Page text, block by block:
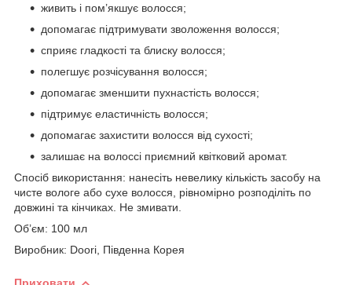
живить і пом’якшує волосся;
допомагає підтримувати зволоження волосся;
сприяє гладкості та блиску волосся;
полегшує розчісування волосся;
допомагає зменшити пухнастість волосся;
підтримує еластичність волосся;
допомагає захистити волосся від сухості;
залишає на волоссі приємний квітковий аромат.
Спосіб використання: нанесіть невелику кількість засобу на
чисте вологе або сухе волосся, рівномірно розподіліть по
довжині та кінчиках. Не змивати.
Об’єм: 100 мл
Виробник: Doori, Південна Корея
Приховати